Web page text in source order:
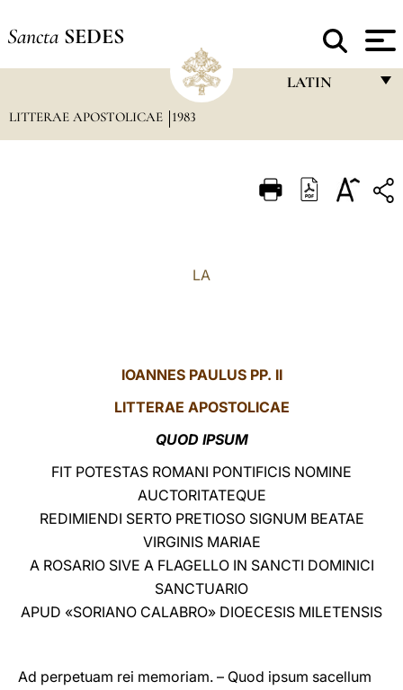
Sancta SEDES
LATIN
ITALIANO
中文
LITTERAE APOSTOLICAE 1983
LA
IOANNES PAULUS PP. II
LITTERAE APOSTOLICAE
QUOD IPSUM
FIT POTESTAS ROMANI PONTIFICIS NOMINE
AUCTORITATEQUE
REDIMIENDI SERTO PRETIOSO SIGNUM BEATAE
VIRGINIS MARIAE
A ROSARIO SIVE A FLAGELLO IN SANCTI DOMINICI
SANCTUARIO
APUD «SORIANO CALABRO» DIOECESIS MILETENSIS
Ad perpetuam rei memoriam. – Quod ipsum sacellum